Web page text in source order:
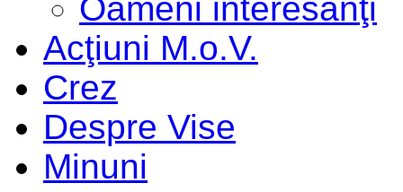
Oameni interesanţi
Acţiuni M.o.V.
Crez
Despre Vise
Minuni